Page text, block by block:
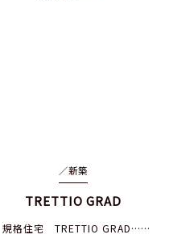
／新築
TRETTIO GRAD
規格住宅 TRETTIO GRAD……